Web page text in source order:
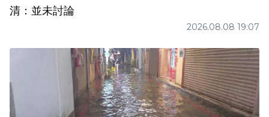
清：並未討論
2026.08.08 19:07